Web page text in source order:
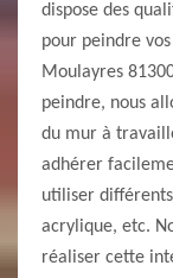
dispose des
pour peindre
Moulayres
peindre, nous
du mur à
adhérer
utiliser
acrylique, etc.
réaliser cette